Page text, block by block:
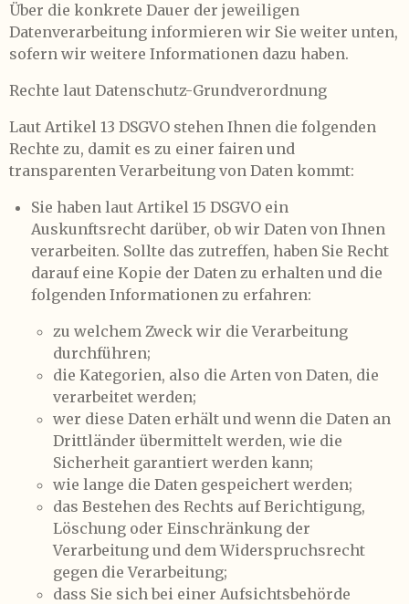
Über die konkrete Dauer der jeweiligen
Datenverarbeitung informieren wir Sie weiter unten,
sofern wir weitere Informationen dazu haben.
Rechte laut Datenschutz-Grundverordnung
Laut Artikel 13 DSGVO stehen Ihnen die folgenden
Rechte zu, damit es zu einer fairen und
transparenten Verarbeitung von Daten kommt:
Sie haben laut Artikel 15 DSGVO ein
Auskunftsrecht darüber, ob wir Daten von Ihnen
verarbeiten. Sollte das zutreffen, haben Sie Recht
darauf eine Kopie der Daten zu erhalten und die
folgenden Informationen zu erfahren:
zu welchem Zweck wir die Verarbeitung
durchführen;
die Kategorien, also die Arten von Daten, die
verarbeitet werden;
wer diese Daten erhält und wenn die Daten an
Drittländer übermittelt werden, wie die
Sicherheit garantiert werden kann;
wie lange die Daten gespeichert werden;
das Bestehen des Rechts auf Berichtigung,
Löschung oder Einschränkung der
Verarbeitung und dem Widerspruchsrecht
gegen die Verarbeitung;
dass Sie sich bei einer Aufsichtsbehörde